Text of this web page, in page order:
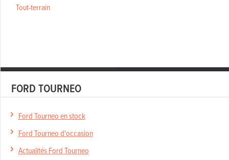
Tout-terrain
FORD TOURNEO
Ford Tourneo en stock
Ford Tourneo d'occasion
Actualités Ford Tourneo